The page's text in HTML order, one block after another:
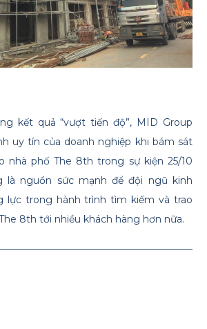
kết quả “vượt tiến độ”, MID Group
uy tín của doanh nghiệp khi bám sát
nhà phố The 8th trong sự kiện 25/10
là nguồn sức mạnh để đội ngũ kinh
lực trong hành trình tìm kiếm và trao
8th tới nhiều khách hàng hơn nữa.